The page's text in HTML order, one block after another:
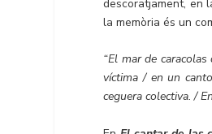
descoratjament, en
la memòria és un
“El mar de
víctima / en un
ceguera colectiva. /